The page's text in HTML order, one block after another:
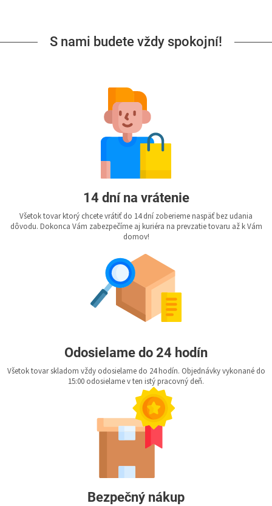
S nami budete vždy spokojní!
14 dní na vrátenie
Všetok tovar ktorý chcete vrátiť do 14 dní zoberieme naspäť bez udania
dôvodu. Dokonca Vám zabezpečíme aj kuriéra na prevzatie tovaru až k Vám
domov!
Odosielame do 24 hodín
Všetok tovar skladom vždy odosielame do 24 hodín. Objednávky vykonané do
15:00 odosielame v ten istý pracovný deň.
Bezpečný nákup